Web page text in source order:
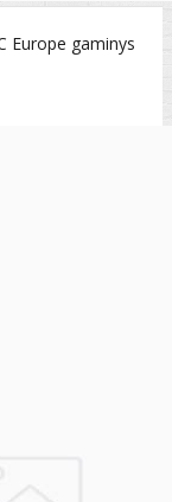
Europe gaminys